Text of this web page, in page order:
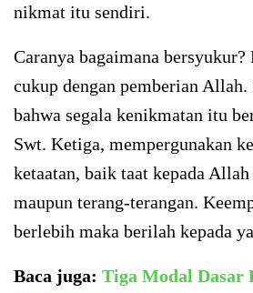
nikmat itu sendiri.
Caranya bagaimana bersyukur?
cukup dengan pemberian Allah.
bahwa segala kenikmatan itu
Swt. Ketiga, mempergunakan
ketaatan, baik taat kepada
maupun terang-terangan.
berlebih maka berilah kepada
Baca juga: Tiga Modal Dasar